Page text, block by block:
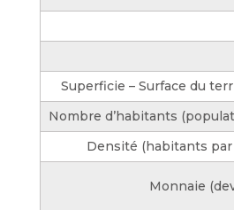
Superficie – Surface du
Nombre d’habitants
Densité (habitants
Monnaie